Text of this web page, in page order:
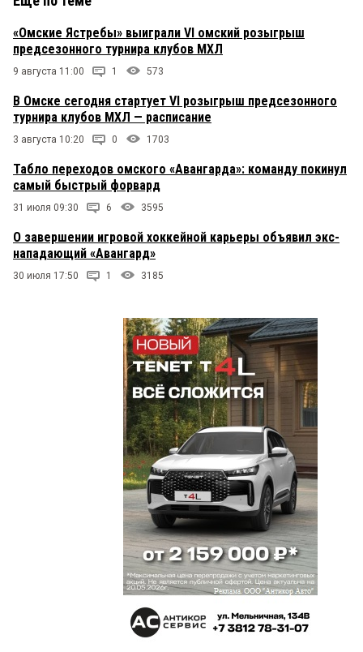
«Омские Ястребы» выиграли VI омский розыгрыш
предсезонного турнира клубов МХЛ
9 августа 11:00 1 573
В Омске сегодня стартует VI розыгрыш предсезонного
турнира клубов МХЛ — расписание
3 августа 10:20 0 1703
Табло переходов омского «Авангарда»: команду покинул
самый быстрый форвард
31 июля 09:30 6 3595
О завершении игровой хоккейной карьеры объявил экс-
нападающий «Авангард»
30 июля 17:50 1 3185